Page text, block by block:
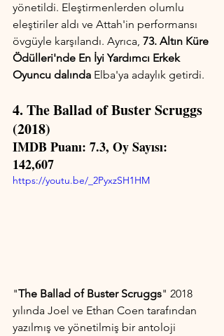
yönetildi. Eleştirmenlerden olumlu
eleştiriler aldı ve Attah'in performansı
övgüyle karşılandı. Ayrıca, 73. Altın Küre
Ödülleri'nde En İyi Yardımcı Erkek
Oyuncu dalında Elba'ya adaylık getirdi.
4. The Ballad of Buster Scruggs
(2018)
IMDB Puanı: 7.3, Oy Sayısı:
142,607
https://youtu.be/_2PyxzSH1HM
"The Ballad of Buster Scruggs" 2018
yılında Joel ve Ethan Coen tarafından
yazılmış ve yönetilmiş bir antoloji